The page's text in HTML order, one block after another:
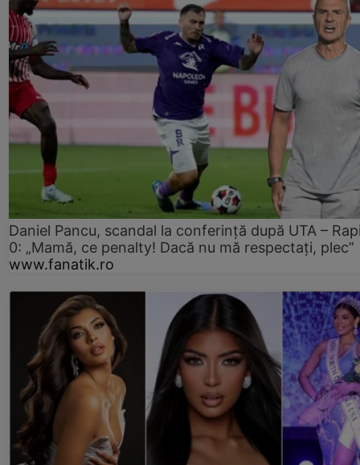
Daniel Pancu, scandal la conferință după UTA –
0: „Mamă, ce penalty! Dacă nu mă respectați, plec”
www.fanatik.ro